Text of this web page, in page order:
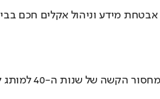
מידע וניהול אקלים חכם